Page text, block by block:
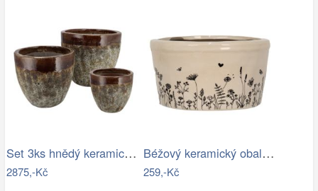
Set 3ks hnědý keramický květináč…
2875,-Kč
Béžový keramický obal na květináč s…
259,-Kč